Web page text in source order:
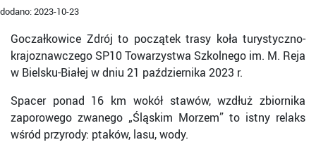
dodano: 2023-10-23
Goczałkowice Zdrój to początek trasy koła turystyczno-
krajoznawczego SP10 Towarzystwa Szkolnego im. M. Reja
w Bielsku-Białej w dniu 21 października 2023 r.
Spacer ponad 16 km wokół stawów, wzdłuż zbiornika
zaporowego zwanego „Śląskim Morzem” to istny relaks
wśród przyrody: ptaków, lasu, wody.